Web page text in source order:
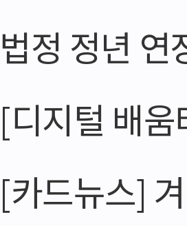
법정 정년 연장,
[디지털 배
[카드뉴스]